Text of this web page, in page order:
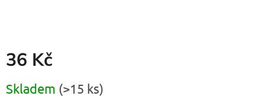
36 Kč
cena:
Skladem (>15 ks)